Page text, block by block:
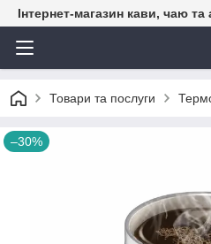
Інтернет-магазин кави, чаю та
Товари та послуги
–30%